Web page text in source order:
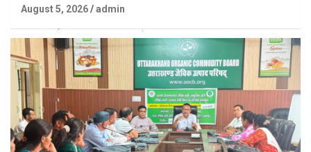
August 5, 2026 admin